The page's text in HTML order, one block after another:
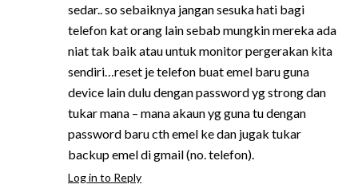
sedar.. so sebaiknya jangan sesuka hati bagi
telefon kat orang lain sebab mungkin mereka ada
niat tak baik atau untuk monitor pergerakan kita
sendiri…reset je telefon buat emel baru guna
device lain dulu dengan password yg strong dan
tukar mana – mana akaun yg guna tu dengan
password baru cth emel ke dan jugak tukar
backup emel di gmail (no. telefon).
Log in to Reply